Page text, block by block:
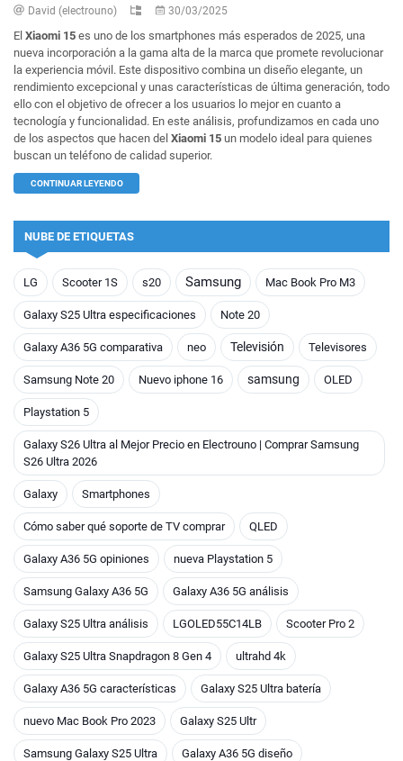
David (electrouno) 30/03/2025
El Xiaomi 15 es uno de los smartphones más esperados de 2025, una
nueva incorporación a la gama alta de la marca que promete revolucionar
la experiencia móvil. Este dispositivo combina un diseño elegante, un
rendimiento excepcional y unas características de última generación, todo
ello con el objetivo de ofrecer a los usuarios lo mejor en cuanto a
tecnología y funcionalidad. En este análisis, profundizamos en cada uno
de los aspectos que hacen del Xiaomi 15 un modelo ideal para quienes
buscan un teléfono de calidad superior.
CONTINUAR LEYENDO
NUBE DE ETIQUETAS
LG Scooter 1S s20 Samsung Mac Book Pro M3
Galaxy S25 Ultra especificaciones Note 20
Galaxy A36 5G comparativa neo Televisión Televisores
Samsung Note 20 Nuevo iphone 16 samsung OLED
Playstation 5
Galaxy S26 Ultra al Mejor Precio en Electrouno | Comprar Samsung
S26 Ultra 2026
Galaxy Smartphones
Cómo saber qué soporte de TV comprar QLED
Galaxy A36 5G opiniones nueva Playstation 5
Samsung Galaxy A36 5G Galaxy A36 5G análisis
Galaxy S25 Ultra análisis LGOLED55C14LB Scooter Pro 2
Galaxy S25 Ultra Snapdragon 8 Gen 4 ultrahd 4k
Galaxy A36 5G características Galaxy S25 Ultra batería
nuevo Mac Book Pro 2023 Galaxy S25 Ultr
Samsung Galaxy S25 Ultra Galaxy A36 5G diseño